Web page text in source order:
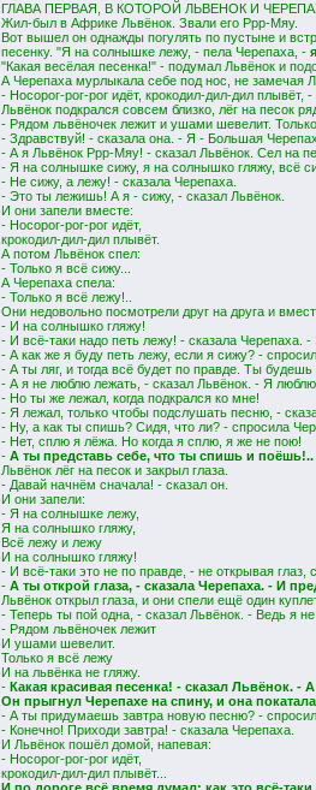
ГЛАВА ПЕРВАЯ, В КОТОРОЙ ЛЬВЕНОК И
Жил-был в Африке Львёнок. Звали его Ррр-Мяу.
Вот вышел он однажды погулять по пустыне и
песенку. "Я на солнышке лежу, - пела Черепаха, -
"Какая весёлая песенка!" - подумал Львёнок и
А Черепаха мурлыкала себе под нос, не замечая
- Носорог-рог-рог идёт, крокодил-дил-дил
Львёнок подкрался совсем близко, лёг на песок
- Рядом львёночек лежит и ушами шевелит.
- Здравствуй! - сказала она. - Я - Большая
- А я Львёнок Ррр-Мяу! - сказал Львёнок. Сел на
- Я на солнышке сижу, я на солнышко гляжу, всё
- Не сижу, а лежу! - сказала Черепаха.
- Это ты лежишь! А я - сижу, - сказал Львёнок.
И они запели вместе:
- Носорог-рог-рог идёт,
крокодил-дил-дил плывёт.
А потом Львёнок спел:
- Только я всё сижу...
А Черепаха спела:
- Только я всё лежу!..
Они недовольно посмотрели друг на друга и
- И на солнышко гляжу!
- И всё-таки надо петь лежу! - сказала Черепаха.
- А как же я буду петь лежу, если я сижу? -
- А ты ляг, и тогда всё будет по правде. Ты
- А я не люблю лежать, - сказал Львёнок. - Я
- Но ты же лежал, когда подкрался ко мне!
- Я лежал, только чтобы подслушать песню, -
- Ну, а как ты спишь? Сидя, что ли? - спросила
- Нет, сплю я лёжа. Но когда я сплю, я же не пою!
-А ты представь себе, что ты спишь и поёшь!..
Львёнок лёг на песок и закрыл глаза.
- Давай начнём сначала! - сказал он.
И они запели:
- Я на солнышке лежу,
Я на солнышко гляжу,
Всё лежу и лежу
И на солнышко гляжу!
- И всё-таки это не по правде, - не открывая
- А ты открой глаза, - сказала Черепаха. - И
Львёнок открыл глаза, и они спели ещё один
- Теперь ты пой одна, - сказал Львёнок. - Ведь я
- Рядом львёночек лежит
И ушами шевелит.
Только я всё лежу
И на львёнка не гляжу.
-Какая красивая песенка! - сказал Львёнок. -
Он прыгнул Черепахе на спину, и она
- А ты придумаешь завтра новую песню? -
- Конечно! Приходи завтра! - сказала Черепаха.
И Львёнок пошёл домой, напевая:
- Носорог-рог-рог идёт,
крокодил-дил-дил плывёт...